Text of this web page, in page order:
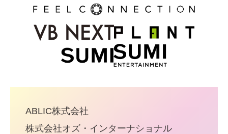
ABLIC株式会社
株式会社オズ・インターナショナル